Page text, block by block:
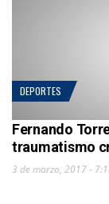
DEPORTES
Fernando
traumatismo
3 de marzo, 2017 -